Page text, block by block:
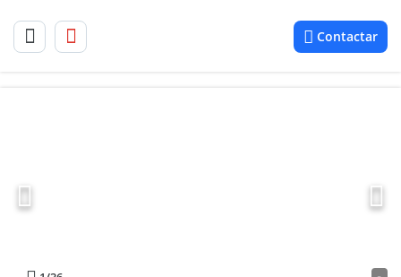
Contactar